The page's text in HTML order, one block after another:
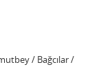
/ Bağcılar /